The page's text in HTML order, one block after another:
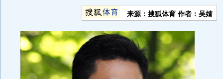
来源：搜狐体育 作者：吴婧